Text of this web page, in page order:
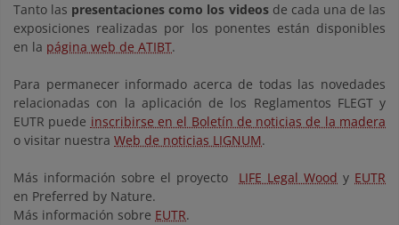
Tanto las presentaciones como los videosde cada una de las
exposiciones realizadas por los ponentes están disponibles
en la página web de ATIBT.
Para permanecer informado acerca de todas las novedades
relacionadas con la aplicación de los Reglamentos FLEGT y
EUTR puede inscribirse en el Boletín de noticias de la madera
o visitar nuestra Web de noticias LIGNUM.
Más información sobre el proyecto LIFE Legal Wood y EUTR
en Preferred by Nature.
Más información sobre EUTR.